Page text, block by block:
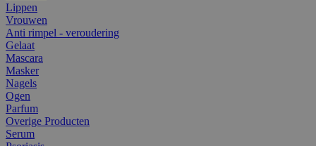
Lippen
Vrouwen
Anti rimpel - veroudering
Gelaat
Mascara
Masker
Nagels
Ogen
Parfum
Overige Producten
Serum